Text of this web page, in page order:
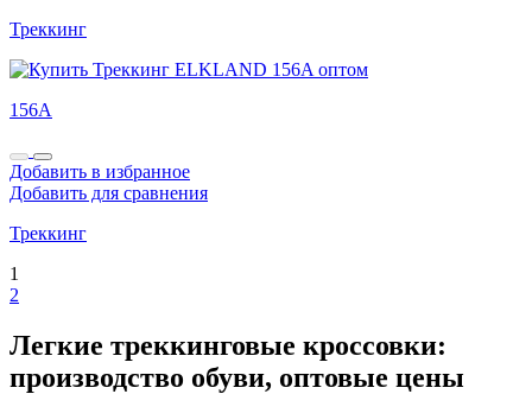
Треккинг
156A
Добавить в избранное
Добавить для сравнения
Треккинг
1
2
Легкие треккинговые кроссовки:
производство обуви, оптовые цены